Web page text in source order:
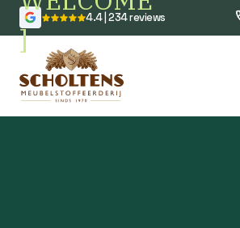
]
4.4 | 234 reviews